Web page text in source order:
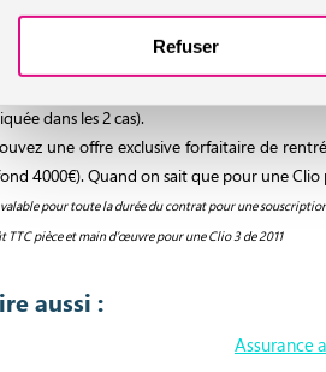
Refuser
option modulable pour
niveaux de prise en charge sont proposés
dans les 2 cas).
une offre exclusive forfaitaire de
4000€). Quand on sait que pour une
valable pour toute la durée du contrat pour une
TTC pièce et main d’œuvre pour une Clio 3 de 2011
aussi :
Assurance